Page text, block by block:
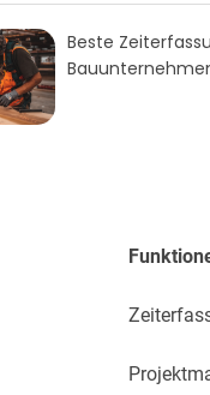
Beste